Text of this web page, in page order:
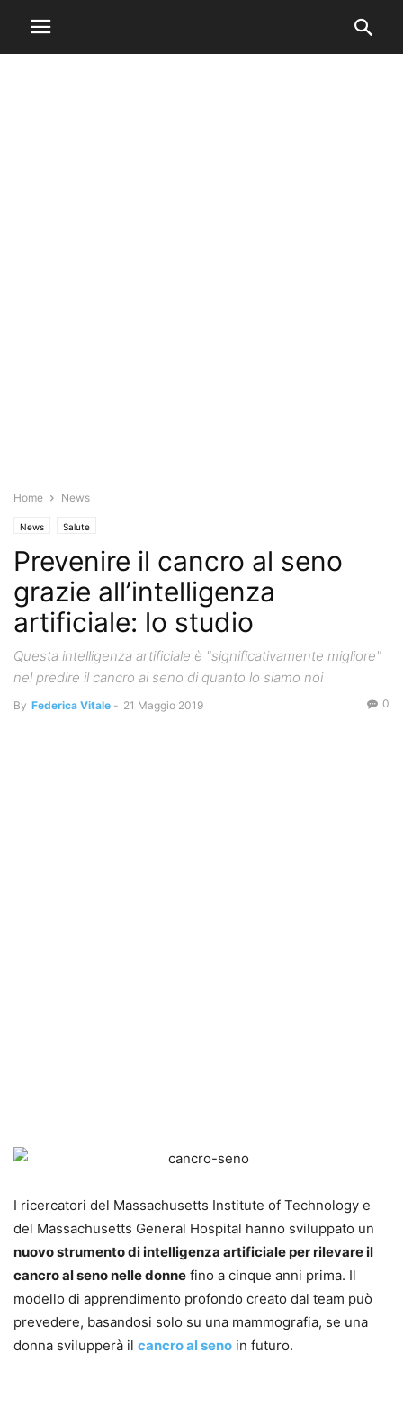
Home News
News Salute
Prevenire il cancro al seno
grazie all’intelligenza
artificiale: lo studio
Questa intelligenza artificiale è "significativamente migliore"
nel predire il cancro al seno di quanto lo siamo noi
By Federica Vitale - 21 Maggio 2019 0
I ricercatori del Massachusetts Institute of Technology e
del Massachusetts General Hospital hanno sviluppato un
nuovo strumento di intelligenza artificiale per rilevare il
cancro al seno nelle donne fino a cinque anni prima. Il
modello di apprendimento profondo creato dal team può
prevedere, basandosi solo su una mammografia, se una
donna svilupperà il cancro al seno in futuro.